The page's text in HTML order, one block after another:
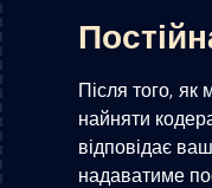
Після того,
найняти
відповідає
надаватиме